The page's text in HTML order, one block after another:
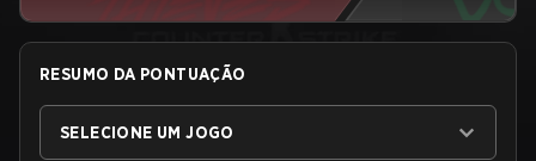
RESUMO DA PONTUAÇÃO
SELECIONE UM JOGO